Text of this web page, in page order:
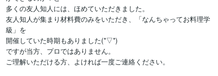
多くの友人知人には、ほめていただきました。
友人知人が集まり材料費のみをいただき、「なんちゃってお料理学
級」を
開催していた時期もありました(*▽*)
ですが当方、プロではありません。
ご理解いただける方、よければ一度ご連絡ください。